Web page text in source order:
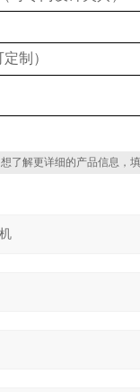
制）
了解更详细的产品信息，